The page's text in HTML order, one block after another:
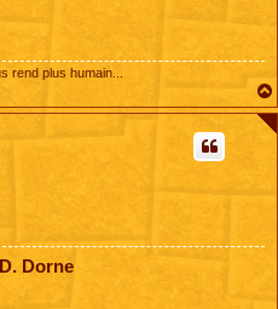
rend plus humain...
Dorne